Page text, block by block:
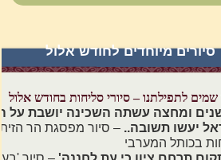
סיורים מיוחדים לחודש אלול
לתפילתנו – סיורי סליחות בחודש אלול
ומחצה עשתה השכינה יושבת על
יעשו תשובה.. – סיור מפסגת הר
בכותל המערבי